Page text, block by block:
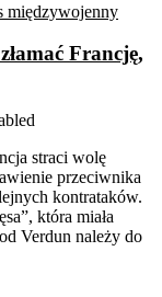
międzywojenny
Francję,
straci wolę
przeciwnika
kontrataków.
która miała
Verdun należy do